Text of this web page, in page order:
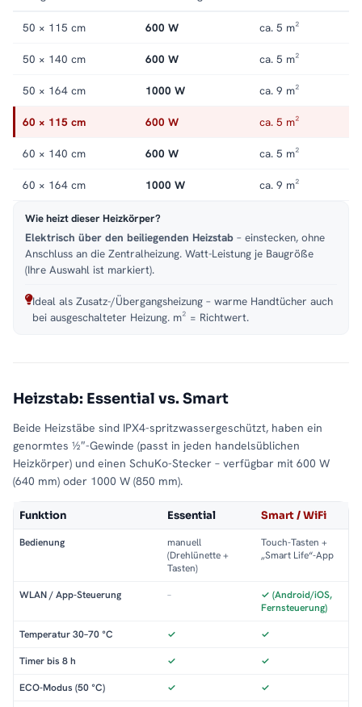
50 × 115 cm 600 W ca. 5 m²
50 × 140 cm 600 W ca. 5 m²
50 × 164 cm 1000 W ca. 9 m²
60 × 115 cm 600 W ca. 5 m²
60 × 140 cm 600 W ca. 5 m²
60 × 164 cm 1000 W ca. 9 m²
Wie heizt dieser Heizkörper?
Elektrisch über den beiliegenden Heizstab – einstecken, ohne
Anschluss an die Zentralheizung. Watt-Leistung je Baugröße
(Ihre Auswahl ist markiert).
Ideal als Zusatz-/Übergangsheizung – warme Handtücher auch
bei ausgeschalteter Heizung. m² = Richtwert.
Heizstab: Essential vs. Smart
Beide Heizstäbe sind IPX4-spritzwassergeschützt, haben ein
genormtes ½″-Gewinde (passt in jeden handelsüblichen
Heizkörper) und einen SchuKo-Stecker – verfügbar mit 600 W
(640 mm) oder 1000 W (850 mm).
Funktion Essential Smart / WiFi
Bedienung
manuell
(Drehlünette +
Tasten)
Touch-Tasten +
„Smart Life“-App
WLAN / App-Steuerung –
✓ (Android/iOS,
Fernsteuerung)
Temperatur 30–70 °C ✓ ✓
Timer bis 8 h ✓ ✓
ECO-Modus (50 °C) ✓ ✓